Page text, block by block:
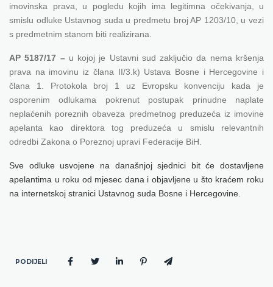
imovinska prava, u pogledu kojih ima legitimna očekivanja, u
smislu odluke Ustavnog suda u predmetu broj AP 1203/10, u vezi
s predmetnim stanom biti realizirana.
AP 5187/17 – u kojoj je Ustavni sud zaključio da nema kršenja
prava na imovinu iz člana II/3.k) Ustava Bosne i Hercegovine i
člana 1. Protokola broj 1 uz Evropsku konvenciju kada je
osporenim odlukama pokrenut postupak prinudne naplate
neplaćenih poreznih obaveza predmetnog preduzeća iz imovine
apelanta kao direktora tog preduzeća u smislu relevantnih
odredbi Zakona o Poreznoj upravi Federacije BiH.
Sve odluke usvojene na današnjoj sjednici bit će dostavljene
apelantima u roku od mjesec dana i objavljene u što kraćem roku
na internetskoj stranici Ustavnog suda Bosne i Hercegovine.
PODIJELI